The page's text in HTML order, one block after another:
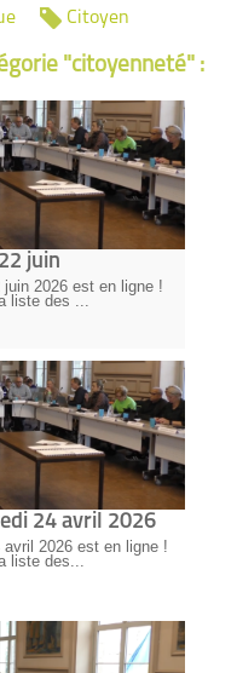
Citoyen
"citoyenneté" :
juin
2026 est en ligne !
liste des ...
24 avril 2026
2026 est en ligne !
liste des...